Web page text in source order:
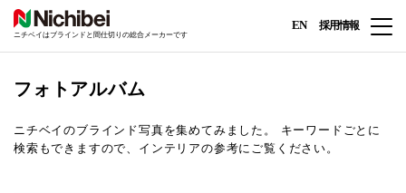
ニチベイはブラインドと間仕切りの総合メーカーです
EN 採用情報
フォトアルバム
ニチベイのブラインド写真を集めてみました。
キーワードごとに
検索もできますので、インテリアの参考にご覧ください。